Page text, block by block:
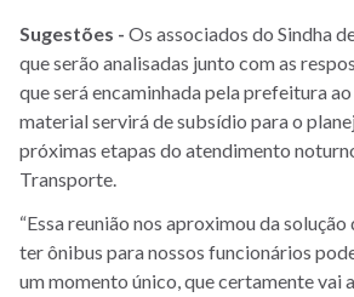
Sugestões - Os associados do Sindha
que serão analisadas junto com as
que será encaminhada pela prefeitura
material servirá de subsídio para o
próximas etapas do atendimento
Transporte.
“Essa reunião nos aproximou da solução
ter ônibus para nossos funcionários
um momento único, que certamente vai